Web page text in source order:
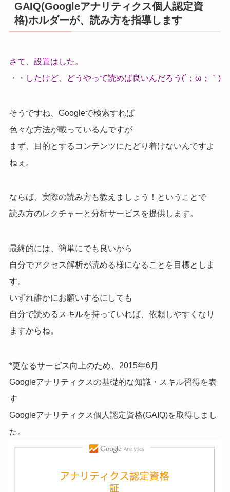
GAIQ(Googleアナリティクス個人認定資
格)ホルダーが、読み方を指導します
さて、設置はした。
・・したけど、どうやって読めば良いんだろう(´；ω；｀)
そうですね、Googleで検索すれば
色々な方法が載っているんですが
まず、目的とするコンテンツにたどり着けないんですよ
ねぇ。
ならば、実際の読み方も教えましょう！ということで
読み方のレクチャーと分析サービスを提供します。
最終的には、簡単にでも良いから
自分でアクセス解析が読める様になることを目標としま
す。
いずれ誰かにお願いするにしても
自分で読めるスキルを持っていれば、依頼しやすくなり
ますからね。
*更なるサービス向上のため、2015年6月
Googleアナリティクスの基礎的な知識・スキル習得を表
す
Googleアナリティクス個人認定資格(GAIQ)を取得しまし
た。